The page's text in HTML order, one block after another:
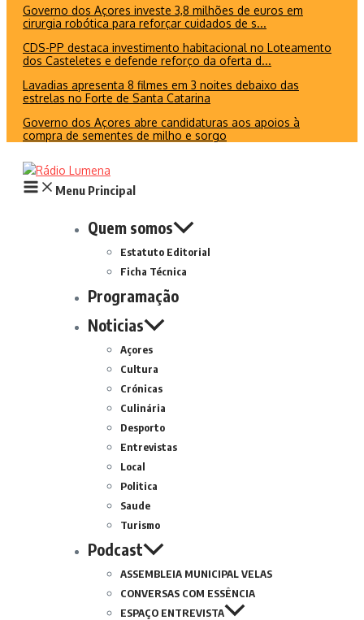
Governo dos Açores investe 3,8 milhões de euros em
cirurgia robótica para reforçar cuidados de s...
CDS-PP destaca investimento habitacional no Loteamento
dos Casteletes e defende reforço da oferta d...
Lavadias apresenta 8 filmes em 3 noites debaixo das
estrelas no Forte de Santa Catarina
Governo dos Açores abre candidaturas aos apoios à
compra de sementes de milho e sorgo
Menu Principal
Quem somos
Estatuto Editorial
Ficha Técnica
Programação
Noticias
Açores
Cultura
Crónicas
Culinária
Desporto
Entrevistas
Local
Politica
Saude
Turismo
Podcast
ASSEMBLEIA MUNICIPAL VELAS
CONVERSAS COM ESSÊNCIA
ESPAÇO ENTREVISTA